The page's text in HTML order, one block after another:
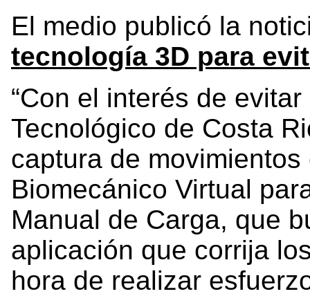
El medio publicó la
tecnología 3D para
“Con el interés de
Tecnológico de Costa
captura de
Biomecánico Virtual
Manual de Carga, que
aplicación que corrija
hora de realizar